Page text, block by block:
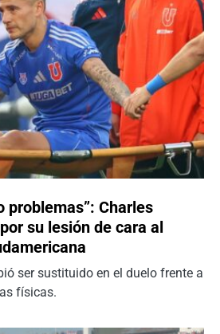
problemas”: Charles
su lesión de cara al
ser sustituido en el duelo frente a
físicas.